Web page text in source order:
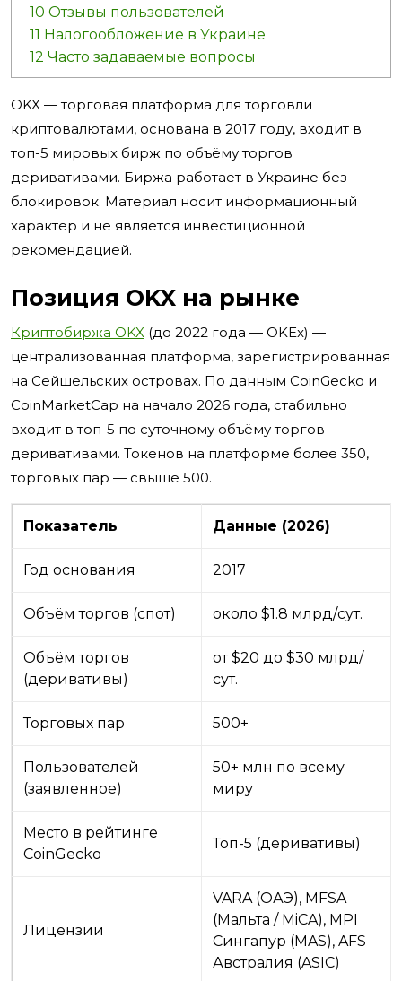
10 Отзывы пользователей
11 Налогообложение в Украине
12 Часто задаваемые вопросы
OKX — торговая платформа для торговли
криптовалютами, основана в 2017 году, входит в
топ-5 мировых бирж по объёму торгов
деривативами. Биржа работает в Украине без
блокировок. Материал носит информационный
характер и не является инвестиционной
рекомендацией.
Позиция OKX на рынке
Криптобиржа OKX (до 2022 года — OKEx) —
централизованная платформа, зарегистрированная
на Сейшельских островах. По данным CoinGecko и
CoinMarketCap на начало 2026 года, стабильно
входит в топ-5 по суточному объёму торгов
деривативами. Токенов на платформе более 350,
торговых пар — свыше 500.
Показатель Данные (2026)
Год основания 2017
Объём торгов (спот) около $1.8 млрд/сут.
Объём торгов
(деривативы)
от $20 до $30 млрд/
сут.
Торговых пар 500+
Пользователей
(заявленное)
50+ млн по всему
миру
Место в рейтинге
CoinGecko
Топ-5 (деривативы)
Лицензии
VARA (ОАЭ), MFSA
(Мальта / MiCA), MPI
Сингапур (MAS), AFS
Австралия (ASIC)